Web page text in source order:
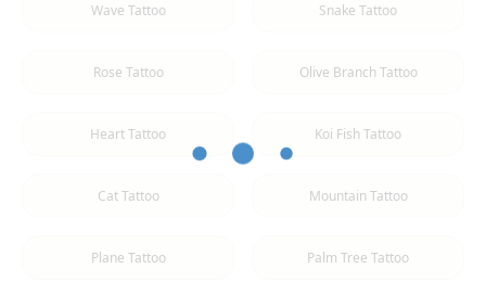
Wave Tattoo Snake Tattoo
Rose Tattoo Olive Branch Tattoo
Heart Tattoo Koi Fish Tattoo
Cat Tattoo Mountain Tattoo
Plane Tattoo Palm Tree Tattoo